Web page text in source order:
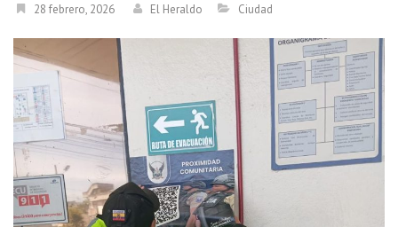
28 febrero, 2026 El Heraldo Ciudad